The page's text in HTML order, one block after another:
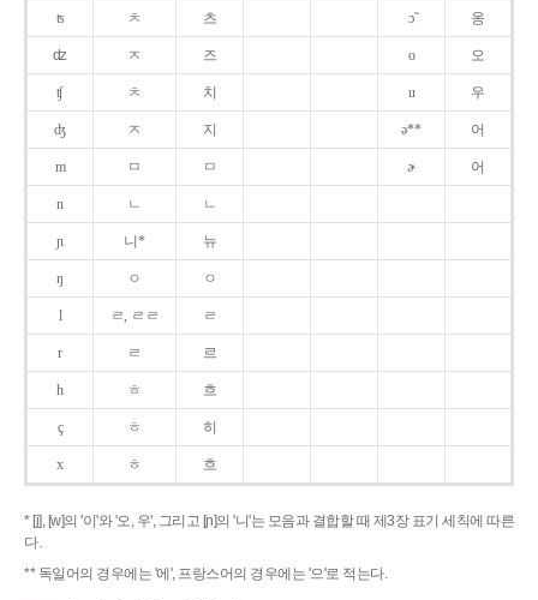
ʦ ㅊ 츠 ɔ̃ 옹
ʣ ㅈ 즈 o 오
ʧ ㅊ 치 u 우
ʤ ㅈ 지 ə** 어
m ㅁ ㅁ ɚ 어
n ㄴ ㄴ
ɲ 니* 뉴
ŋ ㅇ ㅇ
l ㄹ, ㄹㄹ ㄹ
r ㄹ 르
h ㅎ 흐
ç ㅎ 히
x ㅎ 흐
* [j], [w]의 '이'와 '오, 우', 그리고 [ɲ]의 '니'는 모음과 결합할 때 제3장 표기 세칙에 따른
다.
** 독일어의 경우에는 '에', 프랑스어의 경우에는 '으'로 적는다.